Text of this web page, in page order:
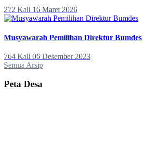
272 Kali 16 Maret 2026
Musyawarah Pemilihan Direktur Bumdes
764 Kali 06 Desember 2023
Semua Arsip
Peta Desa